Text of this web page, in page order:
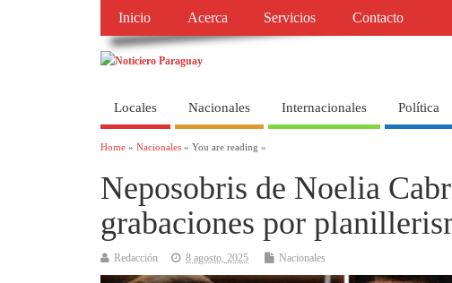
Inicio Acerca Servicios Contacto
Locales Nacionales Internacionales Política
Home » Nacionales » You are reading »
Neposobris de Noelia
grabaciones por
Redacción 8 agosto, 2025 Nacionales